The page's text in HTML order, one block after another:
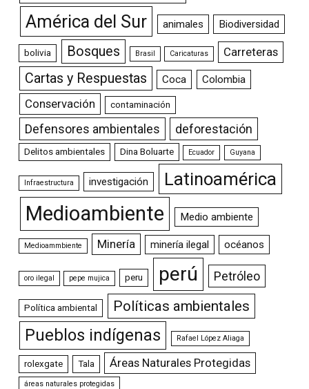
América del Sur animales Biodiversidad
bolivia Bosques Brasil Caricaturas Carreteras
Cartas y Respuestas Coca Colombia
Conservación contaminación
Defensores ambientales deforestación
Delitos ambientales Dina Boluarte Ecuador Guyana
Infraestructura investigación Latinoamérica
Medioambiente Medio ambiente
Medioammbiente Minería minería ilegal océanos
oro ilegal pepe mujica peru perú Petróleo
Política ambiental Políticas ambientales
Pueblos indígenas Rafael López Aliaga
rolexgate Tala Áreas Naturales Protegidas
áreas naturales protegidas